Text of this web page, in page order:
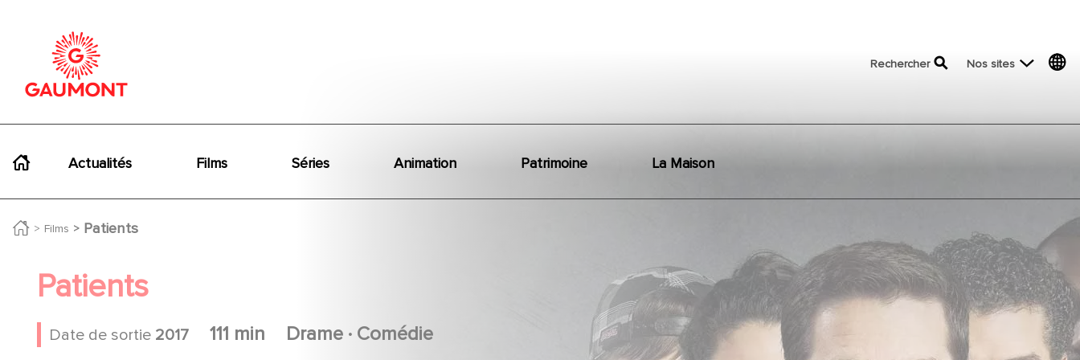
top menu
Rechercher Nos sites
Actualités Films Séries Animation Patrimoine La Maison
Films Patients
Patients
Date de sortie 2017 111 min Drame . Comédie